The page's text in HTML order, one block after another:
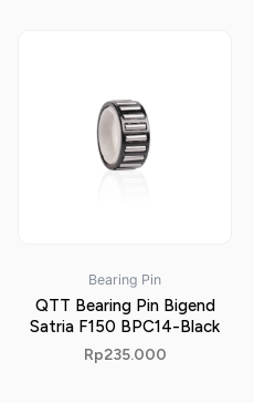
Bearing Pin
QTT Bearing Pin Bigend
Satria F150 BPC14-Black
Rp235.000